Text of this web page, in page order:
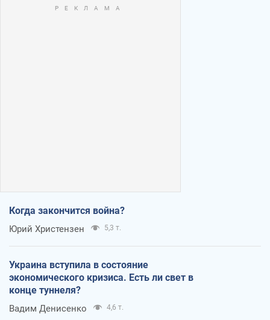
Когда закончится война?
Юрий Христензен 5,3 т.
Украина вступила в состояние
экономического кризиса. Есть ли свет в
конце туннеля?
Вадим Денисенко 4,6 т.